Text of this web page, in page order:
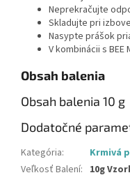
Neprekračujte
Skladujte pri
Nasypte prášok
V kombinácii s
Obsah balenia
Obsah balenia 10 g
Dodatočné
Kategória:
Krmivá
Veľkosť Balení: 10g